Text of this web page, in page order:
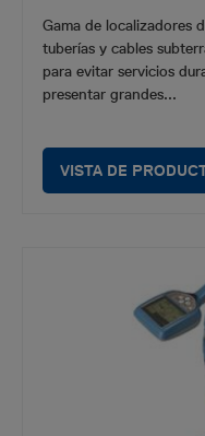
Gama de localizadores
tuberías y cables
para evitar servicios
presentar grandes...
VISTA DE